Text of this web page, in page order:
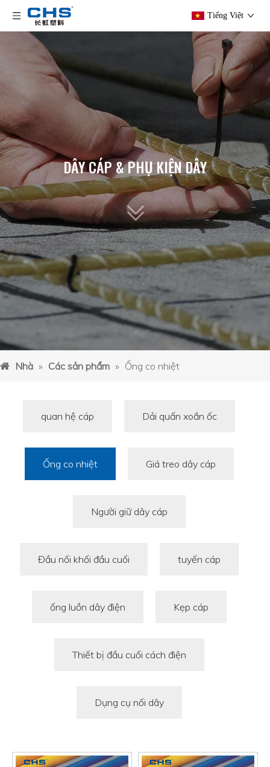
Tiếng Việt
DÂY CÁP & PHỤ KIỆN DÂY
Nhà » Các sản phẩm » Ống co nhiệt
quan hệ cáp Dải quấn xoắn ốc
Ống co nhiệt Giá treo dây cáp
Người giữ dây cáp
Đầu nối khối đầu cuối tuyến cáp
ống luồn dây điện Kẹp cáp
Thiết bị đầu cuối cách điện
Dụng cụ nối dây